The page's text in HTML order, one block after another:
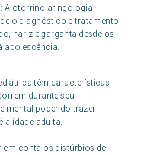
: A otorrinolaringologia
o diagnóstico e tratamento
nariz e garganta desde os
adolescência.
têm características
durante seu
mental podendo trazer
a idade adulta.
em conta os distúrbios de